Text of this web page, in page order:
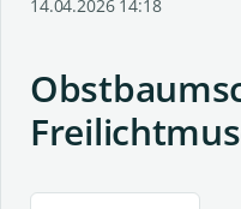
14.04.2026 14:18